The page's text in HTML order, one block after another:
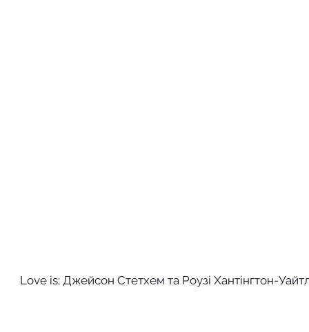
Love is: Джейсон Стетхем та Роузі Хантінгтон-